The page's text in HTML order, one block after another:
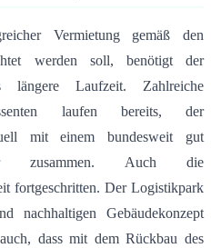
Vermietung gemäß den
werden soll, benötigt der
längere Laufzeit. Zahlreiche
laufen bereits, der
mit einem bundesweit gut
zusammen. Auch die
fortgeschritten. Der Logistikpark
nachhaltigen Gebäudekonzept
dass mit dem Rückbau des